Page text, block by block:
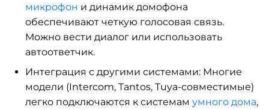
микрофон и динамик домофона
обеспечивают четкую голосовая связь.
Можно вести диалог или использовать
автоответчик.
Интеграция с другими системами: Многие
модели (Intercom, Tantos, Tuya-совместимые)
легко подключаются к системам умного дома,